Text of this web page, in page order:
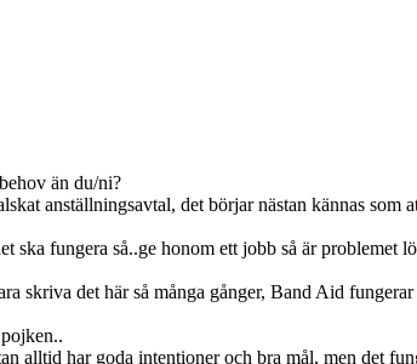
än du/ni?
anställningsavtal, det börjar nästan kännas
fungera så..ge honom ett jobb så är problemet
skriva det här så många gånger, Band Aid
alltid har goda intentioner och bra mål, men det